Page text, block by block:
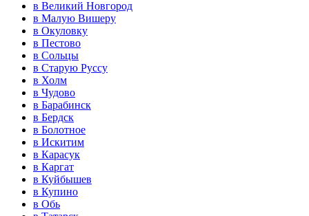
в Великий Новгород
в Малую Вишеру
в Окуловку
в Пестово
в Сольцы
в Старую Руссу
в Холм
в Чудово
в Барабинск
в Бердск
в Болотное
в Искитим
в Карасук
в Каргат
в Куйбышев
в Купино
в Обь